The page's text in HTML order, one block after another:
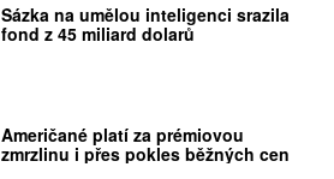
Sázka na umělou inteligenci srazila
fond z 45 miliard dolarů
Američané platí za prémiovou
zmrzlinu i přes pokles běžných cen